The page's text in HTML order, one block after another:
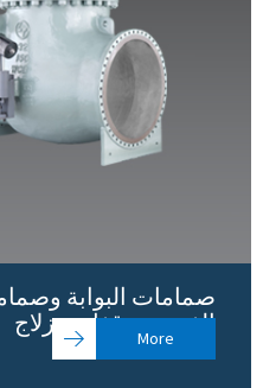
صمامات البوابة
الفحص – قفل بمزلاج
More